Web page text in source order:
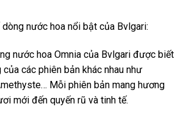
nước hoa nổi bật của Bvlgari:
nước hoa Omnia của Bvlgari được biết
các phiên bản khác nhau như
Mỗi phiên bản mang hương
mới đến quyến rũ và tinh tế.